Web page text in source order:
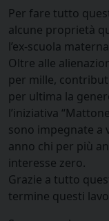
Per fare tutto
alcune proprietà
l’ex-scuola
Oltre alle
per mille,
per ultima la
l’iniziativa
sono impegnate a
anno chi per più
interesse zero.
Grazie a tutto
termine questi